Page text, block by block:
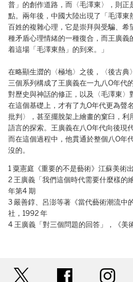
普」的創作道路，而〈毛澤東〉，則正
點。兩年後，中國大陸出現了「毛澤東
百姓的複雜心理，它是崇拜與受騙、希
種矛盾心理情緒的一種復合，而王廣義
着這場「毛澤東熱」的到來。」
在略顯生澀的〈極地〉之後，〈後古典
三個系列構成了王廣義在一九八O年代
對歷史與神話的修正，以及〈毛澤東〉
在這個基礎上，才有了九O年代更為聲
批判〉，甚至擺脫架上繪畫的窠臼，利
語言的探索。王廣義在八O年代向後現
而在這個過程中，他貫通於整個八O年
沒的。
1 粟憲庭《重要的不是藝術》江蘇美術
2 王廣義「我們這個時代需要什麼樣的
年第4 期
3 嚴善錞、呂澎等著《當代藝術潮流中
社，1992 年
4 王廣義「對三個問題的回答」，《美
facebook